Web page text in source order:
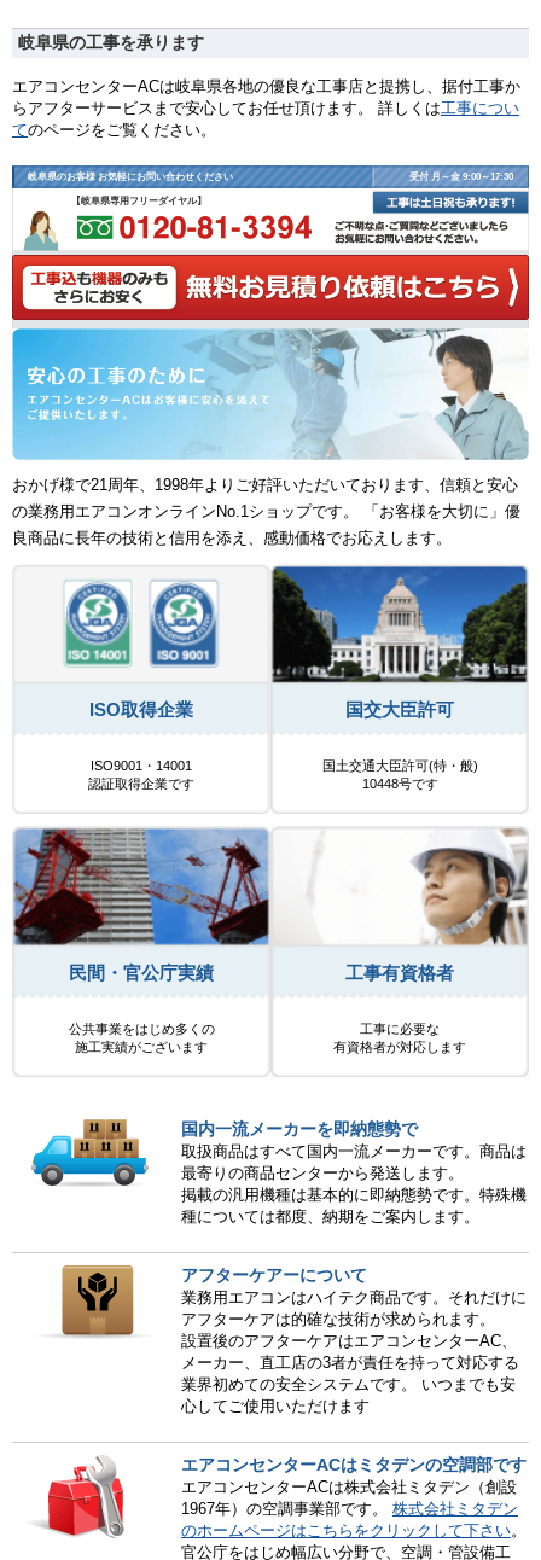
岐阜県の工事を承ります
エアコンセンターACは岐阜県各地の優良な工事店と提携し、据付工事か
らアフターサービスまで安心してお任せ頂けます。 詳しくは工事につい
てのページをご覧ください。
岐阜県のお客様 お気軽にお問い合わせください 受付 月～金 9:00～17:30
【岐阜県専用フリーダイヤル】
おかげ様で21周年、1998年よりご好評いただいております、信頼と安心
の業務用エアコンオンラインNo.1ショップです。 「お客様を大切に」優
良商品に長年の技術と信用を添え、感動価格でお応えします。
ISO取得企業
ISO9001・14001
認証取得企業です
国交大臣許可
国土交通大臣許可(特・般)
10448号です
民間・官公庁実績
公共事業をはじめ多くの
施工実績がございます
工事有資格者
工事に必要な
有資格者が対応します
国内一流メーカーを即納態勢で
取扱商品はすべて国内一流メーカーです。商品は
最寄りの商品センターから発送します。
掲載の汎用機種は基本的に即納態勢です。特殊機
種については都度、納期をご案内します。
アフターケアーについて
業務用エアコンはハイテク商品です。それだけに
アフターケアは的確な技術が求められます。
設置後のアフターケアはエアコンセンターAC、
メーカー、直工店の3者が責任を持って対応する
業界初めての安全システムです。 いつまでも安
心してご使用いただけます
エアコンセンターACはミタデンの空調部です
エアコンセンターACは株式会社ミタデン（創設
1967年）の空調事業部です。 株式会社ミタデン
のホームページはこちらをクリックして下さい。
官公庁をはじめ幅広い分野で、空調・管設備工